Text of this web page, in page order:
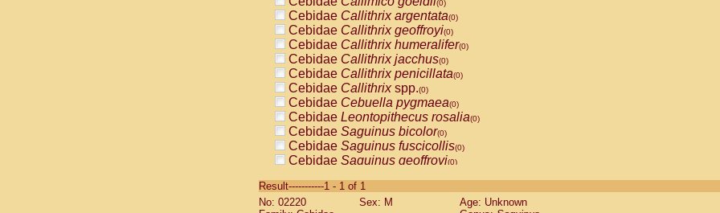
(0)
Cebidae Callithrix argentata(0)
Cebidae Callithrix geoffroyi(0)
Cebidae Callithrix humeralifer(0)
Cebidae Callithrix jacchus(0)
Cebidae Callithrix penicillata(0)
Cebidae Callithrixspp.(0)
Cebidae Cebuella pygmaea(0)
Cebidae Leontopithecus rosalia(0)
Cebidae Saguinus bicolor(0)
Cebidae Saguinus fuscicollis(0)
Cebidae Saguinus geoffroyi(0)
CebidaeSaguinus labiatus(0)
Cebidae Saguinus leucopus (0)
Result-----------1 - 1 of 1
No: 02220
Sex: M
Age: Unknown